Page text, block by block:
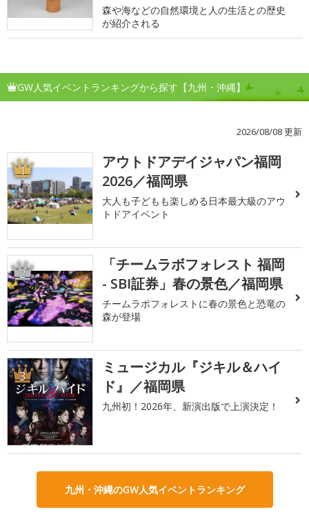
森や海などの自然環境と人の生活との歴史
が紹介される
GW人気イベントランキングから探す【九州・沖縄】
2026/08/08 更新
1
アウトドアデイジャパン福岡
2026／福岡県
大人も子どもも楽しめる日本最大級のアウ
トドアイベント
2
「チームラボフォレスト 福岡
- SBI証券」春の景色／福岡県
チームラボフォレストに春の景色と恐竜の
森が登場
3
ミュージカル『ジキル＆ハイ
ド』／福岡県
九州初！2026年、新演出版で上演決定！
九州・沖縄のGW人気イベントランキング